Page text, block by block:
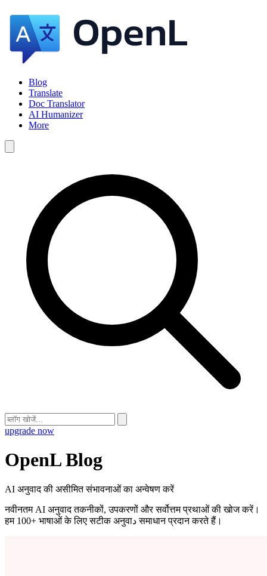
Blog
Translate
Doc Translator
AI Humanizer
More
upgrade now
OpenL Blog
AI अनुवाद की असीमित संभावनाओं का अन्वेषण करें
नवीनतम AI अनुवाद तकनीकों, उपकरणों और सर्वोत्तम प्रथाओं की खोज करें।
हम 100+ भाषाओं के लिए सटीक अनुवाد समाधान प्रदान करते हैं।